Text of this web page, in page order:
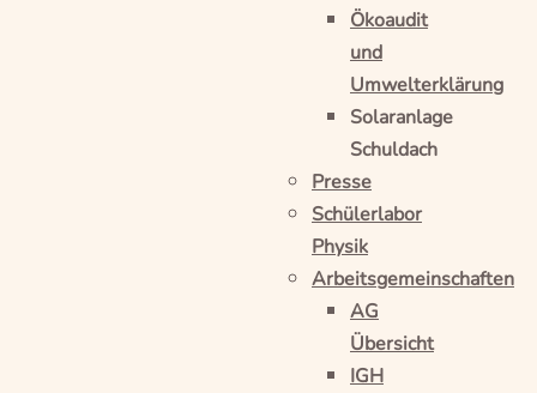
Ökoaudit
und
Umwelterklärung
Solaranlage
Schuldach
Presse
Schülerlabor
Physik
Arbeitsgemeinschaften
AG
Übersicht
IGH